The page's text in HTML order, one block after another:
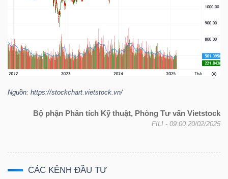
Nguồn: https://stockchart.vietstock.vn/
Bộ phận Phân tích Kỹ thuật, Phòng Tư vấn Vietstock
FILI - 09:00 20/02/2025
CÁC KÊNH ĐẦU TƯ
PHIẾU
CỤ
ĐẦU